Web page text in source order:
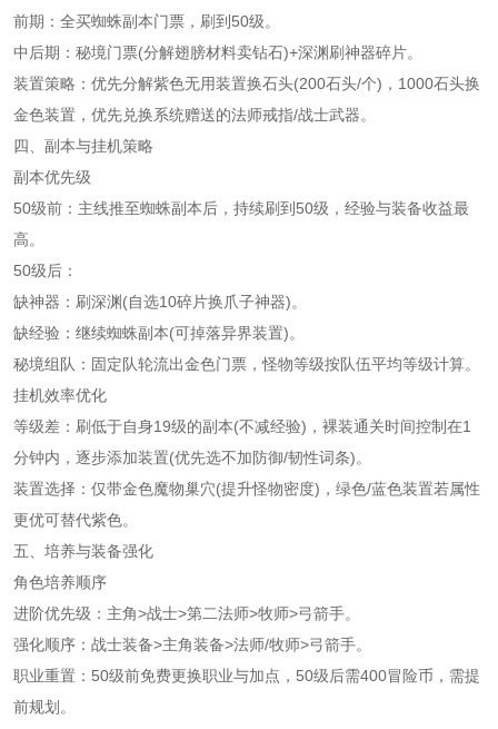
前期：全买蜘蛛副本门票，刷到50级。
中后期：秘境门票(分解翅膀材料卖钻石)+深渊刷神器碎片。
装置策略：优先分解紫色无用装置换石头(200石头/个)，1000石头换
金色装置，优先兑换系统赠送的法师戒指/战士武器。
四、副本与挂机策略
副本优先级
50级前：主线推至蜘蛛副本后，持续刷到50级，经验与装备收益最
高。
50级后：
缺神器：刷深渊(自选10碎片换爪子神器)。
缺经验：继续蜘蛛副本(可掉落异界装置)。
秘境组队：固定队轮流出金色门票，怪物等级按队伍平均等级计算。
挂机效率优化
等级差：刷低于自身19级的副本(不减经验)，裸装通关时间控制在1
分钟内，逐步添加装置(优先选不加防御/韧性词条)。
装置选择：仅带金色魔物巢穴(提升怪物密度)，绿色/蓝色装置若属性
更优可替代紫色。
五、培养与装备强化
角色培养顺序
进阶优先级：主角>战士>第二法师>牧师>弓箭手。
强化顺序：战士装备>主角装备>法师/牧师>弓箭手。
职业重置：50级前免费更换职业与加点，50级后需400冒险币，需提
前规划。